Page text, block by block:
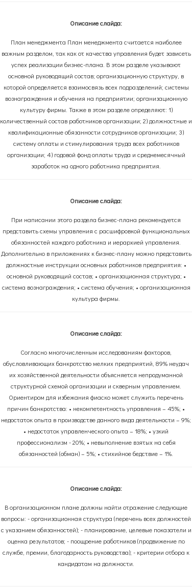
Описание слайда:
План менеджмента План менеджмента считается наиболее
важным разделом, так как от качества управления будет зависеть
успех реализации бизнес-плана. В этом разделе указывают
основной руководящий состав; организационную структуру, в
которой определяется взаимосвязь всех подразделений; системы
вознаграждения и обучения на предприятии; организационную
культуру фирмы. Также в этом разделе определяют: 1)
количественный состав работников организации; 2) должностные и
квалификационные обязанности сотрудников организации; 3)
систему оплаты и стимулирования труда всех работников
организации; 4) годовой фонд оплаты труда и среднемесячный
заработок на одного работника предприятия.
Описание слайда:
При написании этого раздела бизнес-плана рекомендуется
представить схемы управления с расшифровкой функциональных
обязанностей каждого работника и иерархией управления.
Дополнительно в приложениях к бизнес-плану можно представить
должностные инструкции основных работников предприятия: •
основной руководящий состав; • организационная структура; •
система вознаграждения; • система обучения; • организационная
культура фирмы.
Описание слайда:
Согласно многочисленным исследованиям факторов,
обусловливающих банкротство мелких предприятий, 89% неудач
их хозяйственной деятельности объясняется непродуманной
структурной схемой организации и скверным управлением.
Ориентиром для избежания фиаско может служить перечень
причин банкротства: • некомпетентность управления – 45%; •
недостаток опыта в производстве данного вида деятельности – 9%;
• недостаток управленческого опыта – 18%; • узкий
профессионализм - 20%; • невыполнение взятых на себя
обязанностей (обман) – 5%; • стихийное бедствие – 1%.
Описание слайда:
В организационном плане должны найти отражение следующие
вопросы: - организационная структура (перечень всех должностей
с указанием обязанностей); - планирование, целевые показатели и
оценка результатов; - поощрение работников (продвижение по
службе, премии, благодарность руководства); - критерии отбора к
кандидатам на должности.